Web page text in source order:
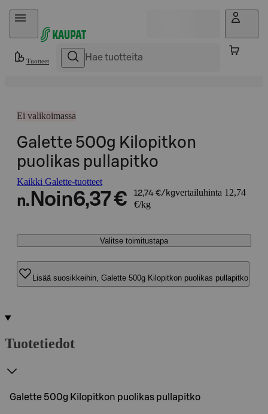
Hyppää sisältöön
Tuotteet
Ei valikoimassa
Galette 500g Kilopitkon
puolikas pullapitko
Kaikki Galette-tuotteet
n. Noin6,37 € 12,74 €/kgvertailuhinta 12,74
€/kg
Valitse toimitustapa
Lisää suosikkeihin, Galette 500g Kilopitkon puolikas pullapitko
Tuotetiedot
Galette 500g Kilopitkon puolikas pullapitko